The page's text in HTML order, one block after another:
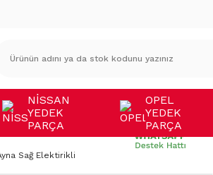
NİSSAN
YEDEK
PARÇA
OPEL
YEDEK
PARÇA
Sağ Elektirikli